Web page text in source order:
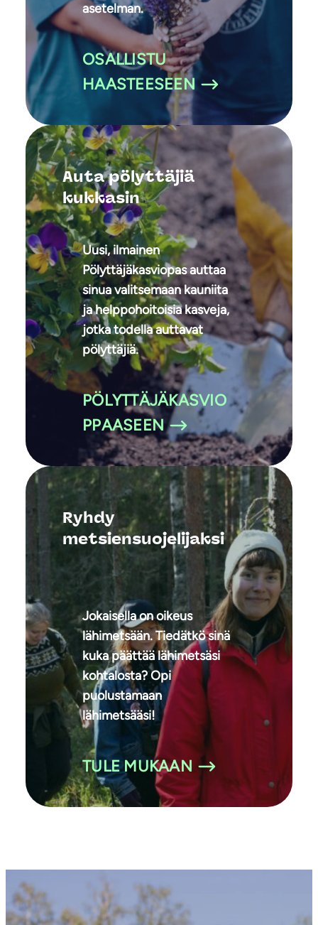
asetelman.
OSALLISTU
HAASTEESEEN
Auta pölyttäjiä
kukkasin
Uusi, ilmainen
Pölyttäjäkasviopas auttaa
sinua valitsemaan kauniita
ja helppohoitoisia kasveja,
jotka todella auttavat
pölyttäjiä.
PÖLYTTÄJÄKASVIO
PPAASEEN
Ryhdy
metsiensuojelijaksi
Jokaisella on oikeus
lähimetsään. Tiedätkö sinä
kuka päättää lähimetsäsi
kohtalosta? Opi
puolustamaan
lähimetsääsi!
TULE MUKAAN